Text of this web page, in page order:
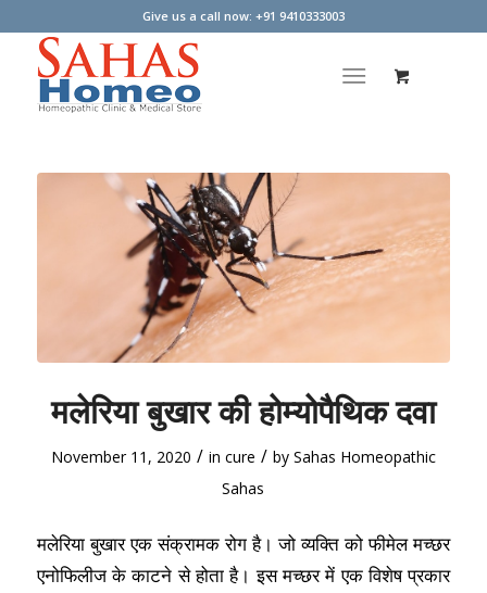
Give us a call now: +91 9410333003
मलेरिया बुखार की होम्योपैथिक दवा
November 11, 2020 / in cure / by Sahas Homeopathic
Sahas
मलेरिया बुखार एक संक्रामक रोग है। जो व्यक्ति को फीमेल मच्छर
एनोफिलीज के काटने से होता है। इस मच्छर में एक विशेष प्रकार